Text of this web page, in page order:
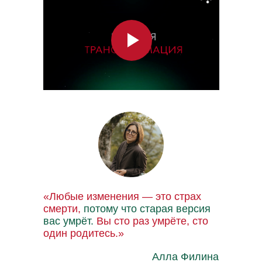
Алла Филина
«Любые изменения — это страх
смерти, потому что старая версия
вас умрёт. Вы сто раз умрёте, сто
один родитесь.»